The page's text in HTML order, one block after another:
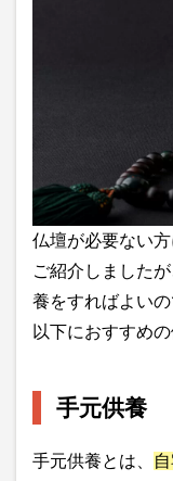
仏壇が必要ない
ご紹介しました
養をすればよい
以下におすすめ
手元供養
手元供養とは、